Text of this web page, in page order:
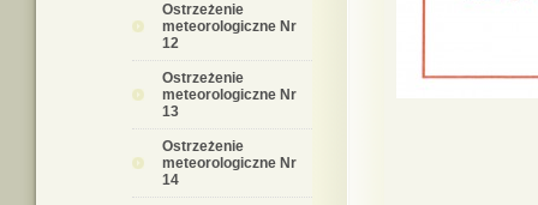
Ostrzeżenie
meteorologiczne Nr
12
Ostrzeżenie
meteorologiczne Nr
13
Ostrzeżenie
meteorologiczne Nr
14